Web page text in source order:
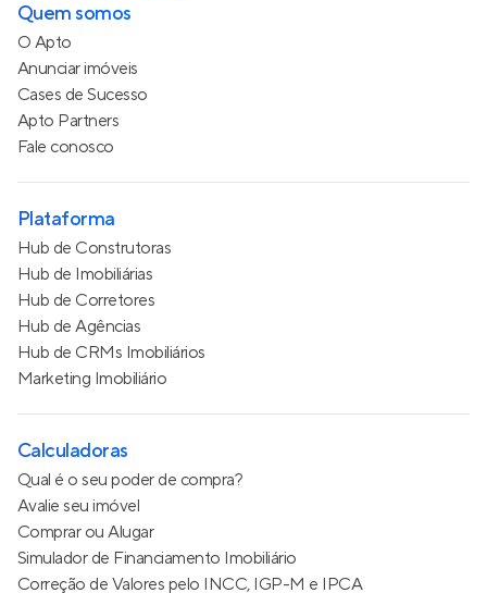
Quem somos
O Apto
Anunciar imóveis
Cases de Sucesso
Apto Partners
Fale conosco
Plataforma
Hub de Construtoras
Hub de Imobiliárias
Hub de Corretores
Hub de Agências
Hub de CRMs Imobiliários
Marketing Imobiliário
Calculadoras
Qual é o seu poder de compra?
Avalie seu imóvel
Comprar ou Alugar
Simulador de Financiamento Imobiliário
Correção de Valores pelo INCC, IGP-M e IPCA